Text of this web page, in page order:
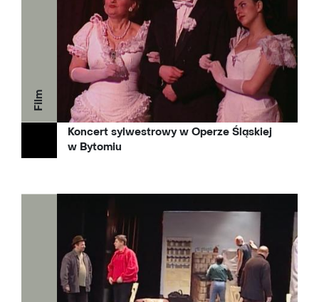
Film
Koncert sylwestrowy w Operze Śląskiej
w Bytomiu